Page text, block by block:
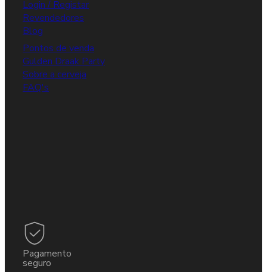
Login / Registar
Revendedores
Blog
Pontos de venda
Gulden Draak Party
Sobre a cerveja
FAQ's
Pagamento
seguro